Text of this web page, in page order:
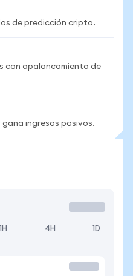
de predicción cripto.
con apalancamiento de
ingresos pasivos.
1H 4H 1D